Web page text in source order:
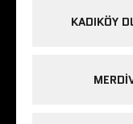
KADIKÖY